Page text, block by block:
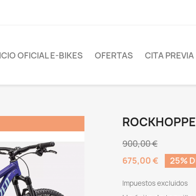
OFICIAL E-BIKES OFERTAS CITA PREVIA
900,00 €
675,00 €
25%
Impuestos excluidos